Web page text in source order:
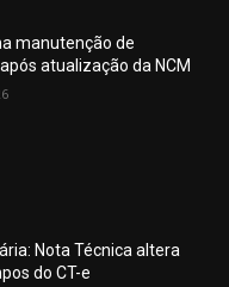
manutenção de
atualização da NCM
Nota Técnica altera
do CT-e